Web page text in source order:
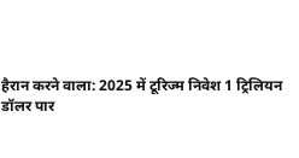
हैरान करने वाला: 2025 में टूरिज्म निवेश 1 ट्रिलियन
डॉलर पार